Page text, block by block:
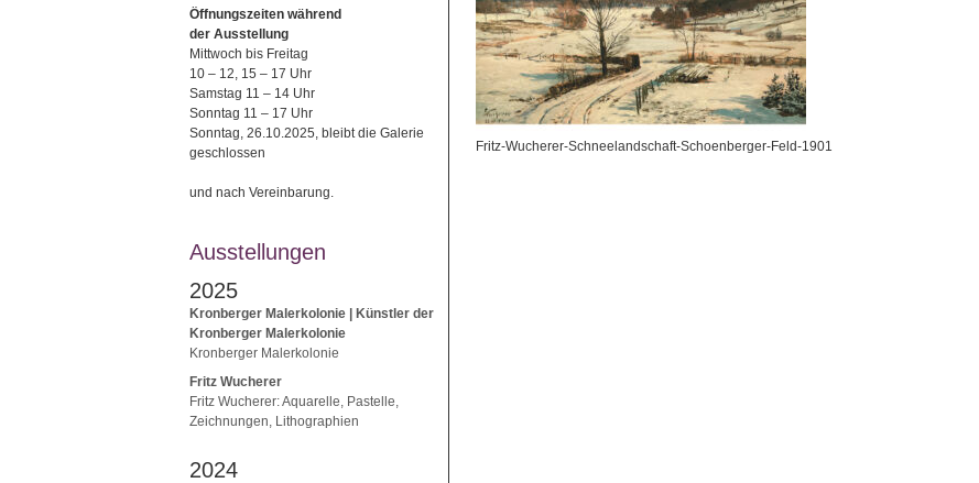
Öffnungszeiten während
der Ausstellung
Mittwoch bis Freitag
10 – 12, 15 – 17 Uhr
Samstag 11 – 14 Uhr
Sonntag 11 – 17 Uhr
Sonntag, 26.10.2025, bleibt die Galerie
geschlossen
und nach Vereinbarung.
Ausstellungen
2025
Kronberger Malerkolonie | Künstler der
Kronberger Malerkolonie
Kronberger Malerkolonie
Fritz Wucherer
Fritz Wucherer: Aquarelle, Pastelle,
Zeichnungen, Lithographien
2024
Fritz-Wucherer-Schneelandschaft-Schoenberger-Feld-1901